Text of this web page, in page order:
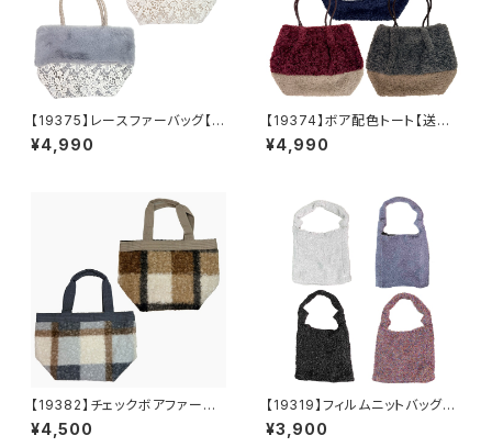
【19375】レースファーバッグ【送
料無料】秋冬バッグ 新作
¥4,990
【19374】ボア配色トート【送料
無料】秋冬バッグ 新作
¥4,990
【19382】チェックボアファート
ート【送料無料】秋冬バッグ 新
作
¥4,500
【19319】フィルムニットバッグ
【送料無料】キラキラ グリッタ
ー
¥3,900